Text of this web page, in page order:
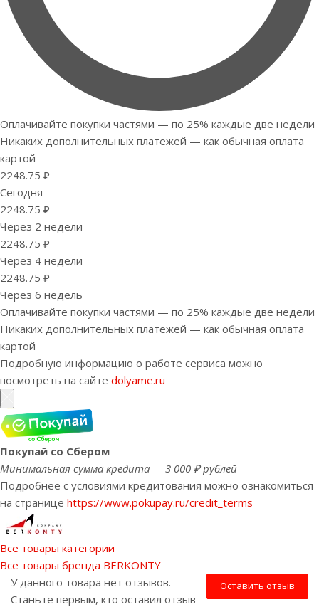
Оплачивайте покупки частями — по 25% каждые две недели
Никаких дополнительных платежей — как обычная оплата
картой
2248.75 ₽
Сегодня
2248.75 ₽
Через 2 недели
2248.75 ₽
Через 4 недели
2248.75 ₽
Через 6 недель
Оплачивайте покупки частями — по 25% каждые две недели
Никаких дополнительных платежей — как обычная оплата
картой
Подробную информацию о работе сервиса можно
посмотреть на сайте dolyame.ru
Покупай со Сбером
Минимальная сумма кредита — 3 000 ₽ рублей
Подробнее с условиями кредитования можно ознакомиться
на странице https://www.pokupay.ru/credit_terms
Все товары категории
Все товары бренда BERKONTY
Оставить отзыв
У данного товара нет отзывов.
Станьте первым, кто оставил отзыв